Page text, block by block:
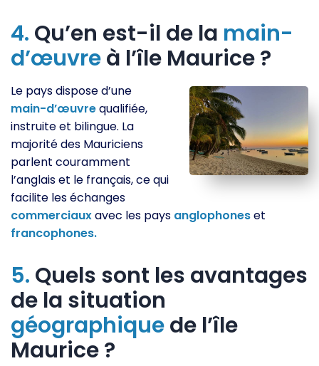
4. Qu’en est-il de la main-
d’œuvreà l’île Maurice ?
Le pays dispose d’une
main-d’œuvrequalifiée,
instruite et bilingue. La
majorité des Mauriciens
parlent couramment
l’anglais et le français, ce qui
facilite les échanges
commerciauxavec les pays anglophoneset
francophones.
5. Quels sont les avantages
de la situation
géographiquede l’île
Maurice ?